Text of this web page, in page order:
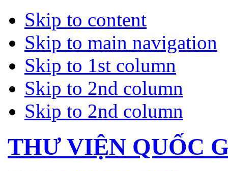
Skip to content
Skip to main navigation
Skip to 1st column
Skip to 2nd column
Skip to 2nd column
THƯ VIỆN QUỐC